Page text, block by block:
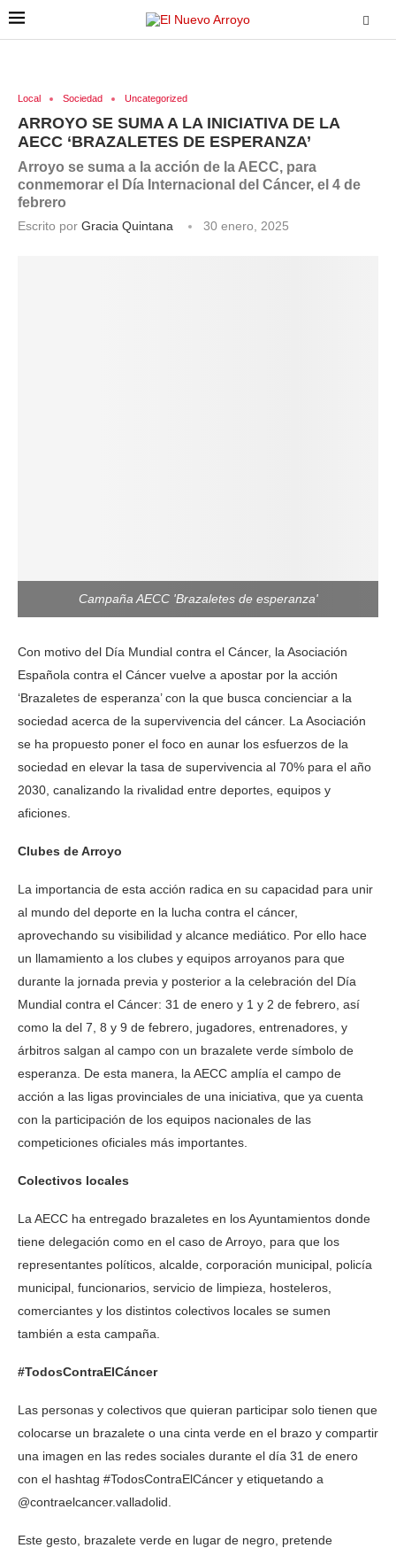
Local Sociedad Uncategorized
ARROYO SE SUMA A LA INICIATIVA DE LA
AECC ‘BRAZALETES DE ESPERANZA’
Arroyo se suma a la acción de la AECC, para
conmemorar el Día Internacional del Cáncer, el 4 de
febrero
Escrito por Gracia Quintana 30 enero, 2025
Campaña AECC 'Brazaletes de esperanza'
Con motivo del Día Mundial contra el Cáncer, la Asociación
Española contra el Cáncer vuelve a apostar por la acción
‘Brazaletes de esperanza’ con la que busca concienciar a la
sociedad acerca de la supervivencia del cáncer. La Asociación
se ha propuesto poner el foco en aunar los esfuerzos de la
sociedad en elevar la tasa de supervivencia al 70% para el año
2030, canalizando la rivalidad entre deportes, equipos y
aficiones.
Clubes de Arroyo
La importancia de esta acción radica en su capacidad para unir
al mundo del deporte en la lucha contra el cáncer,
aprovechando su visibilidad y alcance mediático. Por ello hace
un llamamiento a los clubes y equipos arroyanos para que
durante la jornada previa y posterior a la celebración del Día
Mundial contra el Cáncer: 31 de enero y 1 y 2 de febrero, así
como la del 7, 8 y 9 de febrero, jugadores, entrenadores, y
árbitros salgan al campo con un brazalete verde símbolo de
esperanza. De esta manera, la AECC amplía el campo de
acción a las ligas provinciales de una iniciativa, que ya cuenta
con la participación de los equipos nacionales de las
competiciones oficiales más importantes.
Colectivos locales
La AECC ha entregado brazaletes en los Ayuntamientos donde
tiene delegación como en el caso de Arroyo, para que los
representantes políticos, alcalde, corporación municipal, policía
municipal, funcionarios, servicio de limpieza, hosteleros,
comerciantes y los distintos colectivos locales se sumen
también a esta campaña.
#TodosContraElCáncer
Las personas y colectivos que quieran participar solo tienen que
colocarse un brazalete o una cinta verde en el brazo y compartir
una imagen en las redes sociales durante el día 31 de enero
con el hashtag #TodosContraElCáncer y etiquetando a
@contraelcancer.valladolid.
Este gesto, brazalete verde en lugar de negro, pretende